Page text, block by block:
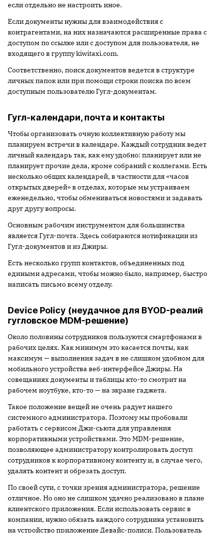
если отдельно не настроить иное.
Если документы нужны для взаимодействия с
контрагентами, на них назначаются расширенные права с
доступом по ссылке или с доступом для пользователя, не
входящего в группу kiwitaxi.com.
Соответственно, поиск документов ведется в структуре
личных папок или при помощи строки поиска по всем
доступным пользователю Гугл-документам.
Гугл-календари, почта и контакты
Чтобы организовать очную коллективную работу мы
планируем встречи в календаре. Каждый сотрудник ведет
личный календарь так, как ему удобно: планирует или не
планирует прочие дела, кроме собраний с коллегами. Есть
несколько общих календарей, в частности для «часов
открытых дверей» в отделах, которые мы устраиваем
еженедельно, чтобы обмениваться новостями и задавать
друг другу вопросы.
Основным рабочим инструментом для большинства
является Гугл-почта. Здесь собираются нотификации из
Гугл-документов и из Джиры.
Есть несколько групп контактов, объединенных под
едиными адресами, чтобы можно было, например, быстро
написать письмо всему отделу.
Device Policy (неудачное для BYOD-реалий
гугловское MDM-решение)
Около половины сотрудников пользуются смартфонами в
рабочих целях. Как минимум это касается почты, как
максимум — выполнения задач в не слишком удобном для
мобильного устройства веб-интерфейсе Джиры. На
совещаниях документы и таблицы кто-то смотрит на
рабочем ноутбуке, кто-то — на экране гаджета.
Такое положение вещей не очень радует нашего
системного администратора. Поэтому мы пробовали
работать с сервисом Джи-сьюта для управления
корпоративными устройствами. Это MDM-решение,
позволяющее администратору контролировать доступ
сотрудников к корпоративному контенту и, в случае чего,
удалять контент и обрезать доступ.
По своей сути, с точки зрения администратора, решение
отличное. Но оно не слишком удачно реализовано в плане
клиентского приложения. Если использовать сервис в
компании, нужно обязать каждого сотрудника установить
на устройство приложение Девайс-полиси. Пользователь